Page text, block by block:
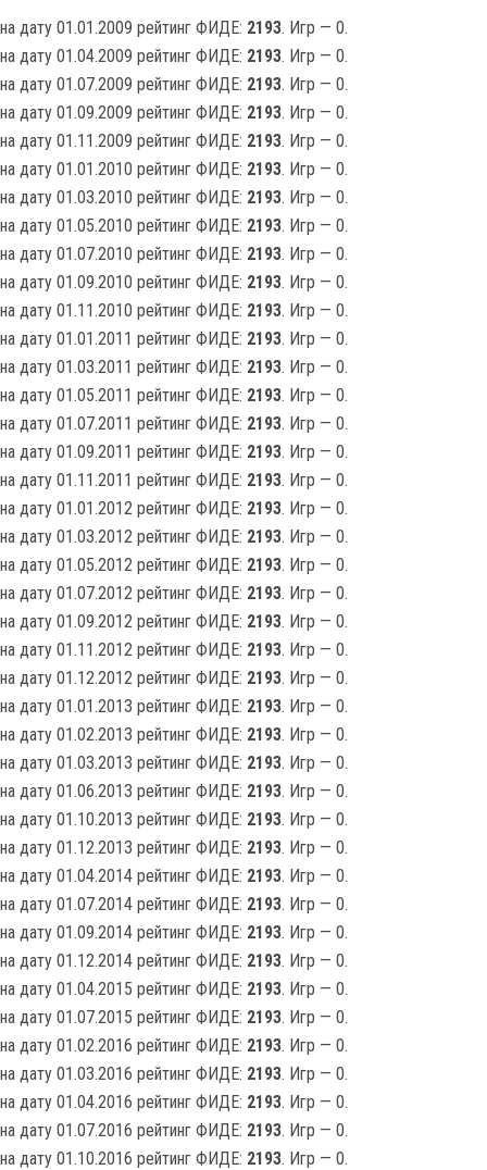
на дату 01.01.2009 рейтинг ФИДЕ: 2193. Игр — 0.
на дату 01.04.2009 рейтинг ФИДЕ: 2193. Игр — 0.
на дату 01.07.2009 рейтинг ФИДЕ: 2193. Игр — 0.
на дату 01.09.2009 рейтинг ФИДЕ: 2193. Игр — 0.
на дату 01.11.2009 рейтинг ФИДЕ: 2193. Игр — 0.
на дату 01.01.2010 рейтинг ФИДЕ: 2193. Игр — 0.
на дату 01.03.2010 рейтинг ФИДЕ: 2193. Игр — 0.
на дату 01.05.2010 рейтинг ФИДЕ: 2193. Игр — 0.
на дату 01.07.2010 рейтинг ФИДЕ: 2193. Игр — 0.
на дату 01.09.2010 рейтинг ФИДЕ: 2193. Игр — 0.
на дату 01.11.2010 рейтинг ФИДЕ: 2193. Игр — 0.
на дату 01.01.2011 рейтинг ФИДЕ: 2193. Игр — 0.
на дату 01.03.2011 рейтинг ФИДЕ: 2193. Игр — 0.
на дату 01.05.2011 рейтинг ФИДЕ: 2193. Игр — 0.
на дату 01.07.2011 рейтинг ФИДЕ: 2193. Игр — 0.
на дату 01.09.2011 рейтинг ФИДЕ: 2193. Игр — 0.
на дату 01.11.2011 рейтинг ФИДЕ: 2193. Игр — 0.
на дату 01.01.2012 рейтинг ФИДЕ: 2193. Игр — 0.
на дату 01.03.2012 рейтинг ФИДЕ: 2193. Игр — 0.
на дату 01.05.2012 рейтинг ФИДЕ: 2193. Игр — 0.
на дату 01.07.2012 рейтинг ФИДЕ: 2193. Игр — 0.
на дату 01.09.2012 рейтинг ФИДЕ: 2193. Игр — 0.
на дату 01.11.2012 рейтинг ФИДЕ: 2193. Игр — 0.
на дату 01.12.2012 рейтинг ФИДЕ: 2193. Игр — 0.
на дату 01.01.2013 рейтинг ФИДЕ: 2193. Игр — 0.
на дату 01.02.2013 рейтинг ФИДЕ: 2193. Игр — 0.
на дату 01.03.2013 рейтинг ФИДЕ: 2193. Игр — 0.
на дату 01.06.2013 рейтинг ФИДЕ: 2193. Игр — 0.
на дату 01.10.2013 рейтинг ФИДЕ: 2193. Игр — 0.
на дату 01.12.2013 рейтинг ФИДЕ: 2193. Игр — 0.
на дату 01.04.2014 рейтинг ФИДЕ: 2193. Игр — 0.
на дату 01.07.2014 рейтинг ФИДЕ: 2193. Игр — 0.
на дату 01.09.2014 рейтинг ФИДЕ: 2193. Игр — 0.
на дату 01.12.2014 рейтинг ФИДЕ: 2193. Игр — 0.
на дату 01.04.2015 рейтинг ФИДЕ: 2193. Игр — 0.
на дату 01.07.2015 рейтинг ФИДЕ: 2193. Игр — 0.
на дату 01.02.2016 рейтинг ФИДЕ: 2193. Игр — 0.
на дату 01.03.2016 рейтинг ФИДЕ: 2193. Игр — 0.
на дату 01.04.2016 рейтинг ФИДЕ: 2193. Игр — 0.
на дату 01.07.2016 рейтинг ФИДЕ: 2193. Игр — 0.
на дату 01.10.2016 рейтинг ФИДЕ: 2193. Игр — 0.